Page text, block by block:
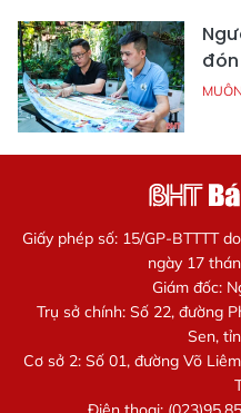
Giấy phép số: 15/GP-BTTTT
ngày 17
Giám đốc:
Trụ sở chính: Số 22, đường
Sen,
Cơ sở 2: Số 01, đường Võ